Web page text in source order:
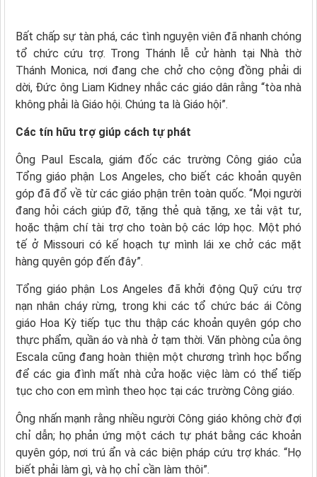
Bất chấp sự tàn phá, các tình nguyện viên đã nhanh chóng
tổ chức cứu trợ. Trong Thánh lễ cử hành tại Nhà thờ
Thánh Monica, nơi đang che chở cho cộng đồng phải di
dời, Đức ông Liam Kidney nhắc các giáo dân rằng “tòa nhà
không phải là Giáo hội. Chúng ta là Giáo hội”.
Các tín hữu trợ giúp cách tự phát
Ông Paul Escala, giám đốc các trường Công giáo của
Tổng giáo phận Los Angeles, cho biết các khoản quyên
góp đã đổ về từ các giáo phận trên toàn quốc. “Mọi người
đang hỏi cách giúp đỡ, tặng thẻ quà tặng, xe tải vật tư,
hoặc thậm chí tài trợ cho toàn bộ các lớp học. Một phó
tế ở Missouri có kế hoạch tự mình lái xe chở các mặt
hàng quyên góp đến đây”.
Tổng giáo phận Los Angeles đã khởi động Quỹ cứu trợ
nạn nhân cháy rừng, trong khi các tổ chức bác ái Công
giáo Hoa Kỳ tiếp tục thu thập các khoản quyên góp cho
thực phẩm, quần áo và nhà ở tạm thời. Văn phòng của ông
Escala cũng đang hoàn thiện một chương trình học bổng
để các gia đình mất nhà cửa hoặc việc làm có thể tiếp
tục cho con em mình theo học tại các trường Công giáo.
Ông nhấn mạnh rằng nhiều người Công giáo không chờ đợi
chỉ dẫn; họ phản ứng một cách tự phát bằng các khoản
quyên góp, nơi trú ẩn và các biện pháp cứu trợ khác. “Họ
biết phải làm gì, và họ chỉ cần làm thôi”.